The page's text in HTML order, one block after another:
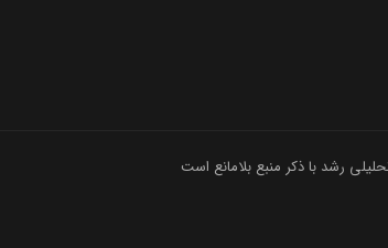
رشد با ذکر منبع بلامانع است